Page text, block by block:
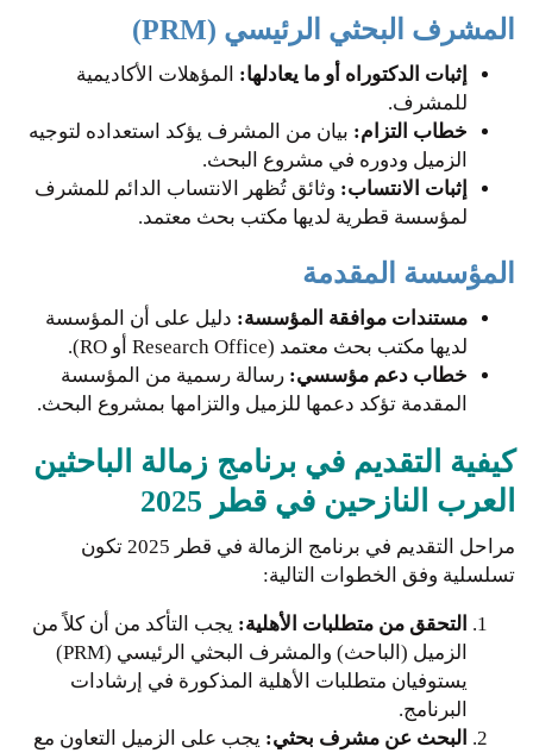
المشرف البحثي الرئيسي (PRM)
إثبات الدكتوراه أو ما يعادلها: المؤهلات الأكاديمية
للمشرف.
خطاب التزام: بيان من المشرف يؤكد استعداده لتوجيه
الزميل ودوره في مشروع البحث.
إثبات الانتساب: وثائق تُظهر الانتساب الدائم للمشرف
لمؤسسة قطرية لديها مكتب بحث معتمد.
المؤسسة المقدمة
مستندات موافقة المؤسسة: دليل على أن المؤسسة
لديها مكتب بحث معتمد (Research Office أو RO).
خطاب دعم مؤسسي: رسالة رسمية من المؤسسة
المقدمة تؤكد دعمها للزميل والتزامها بمشروع البحث.
كيفية التقديم في برنامج زمالة الباحثين
العرب النازحين في قطر 2025
مراحل التقديم في برنامج الزمالة في قطر 2025 تكون
تسلسلية وفق الخطوات التالية:
التحقق من متطلبات الأهلية: يجب التأكد من أن كلاً من
الزميل (الباحث) والمشرف البحثي الرئيسي (PRM)
يستوفيان متطلبات الأهلية المذكورة في إرشادات
البرنامج.
البحث عن مشرف بحثي: يجب على الزميل التعاون مع